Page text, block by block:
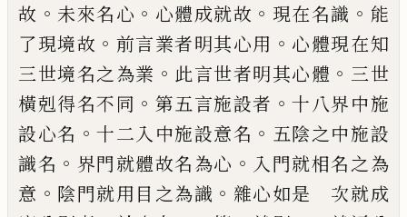
故 。 未來名心 。 心體成就故 。 現在名識 。 能
了現境故 。 前言業者明其心用 。 心體現在知
三世境名之為業 。 此言世者明其心體 。 三世
橫剋得名不同 。 第五言施設者 。十八界中施
設心名 。十二入中施設意名 。 五陰之中施設
識名 。 界門就體故名為心 。 入門就相名之為
意 。 陰門就用目之為識 。 雜心如是 次就成